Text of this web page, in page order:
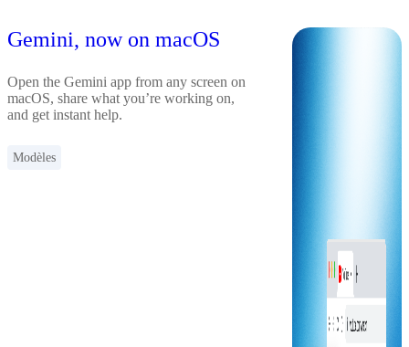
Gemini, now on macOS
Open the Gemini app from any screen on
macOS, share what you’re working on,
and get instant help.
Modèles